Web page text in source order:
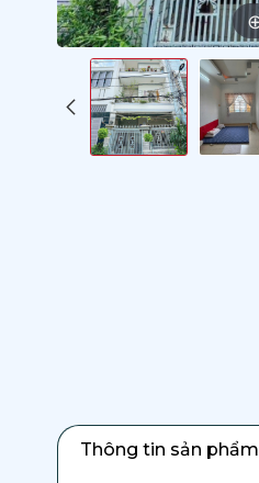
Thông tin sản phẩm